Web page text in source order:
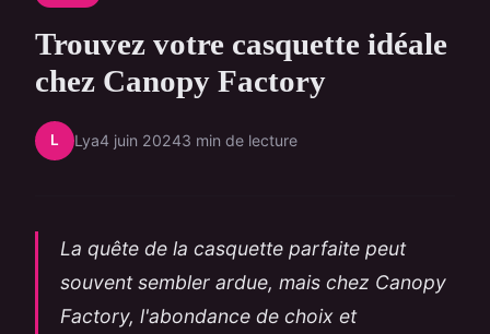
Trouvez votre casquette idéale
chez Canopy Factory
L Lya4 juin 20243 min de lecture
La quête de la casquette parfaite peut
souvent sembler ardue, mais chez Canopy
Factory, l'abondance de choix et